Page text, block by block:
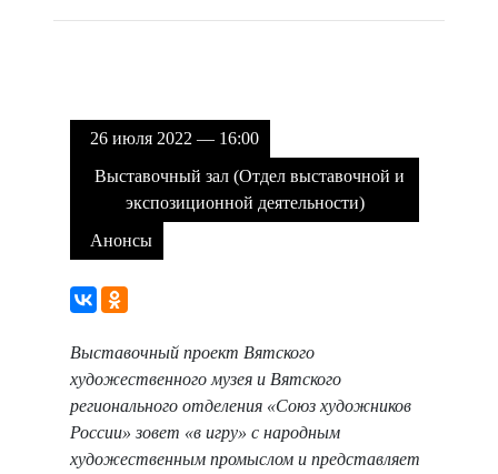
26 июля 2022 — 16:00
Выставочный зал (Отдел выставочной и
экспозиционной деятельности)
Анонсы
Выставочный проект Вятского
художественного музея и Вятского
регионального отделения «Союз художников
России» зовет «в игру» с народным
художественным промыслом и представляет